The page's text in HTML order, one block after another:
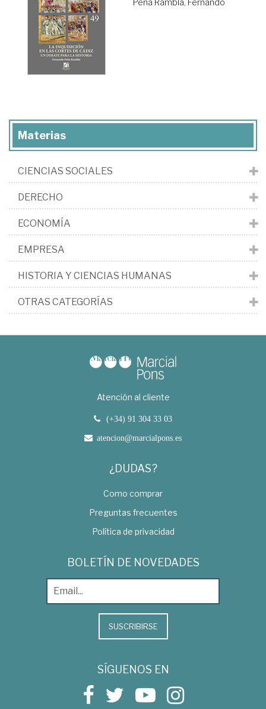
Materias
CIENCIAS SOCIALES
DERECHO
ECONOMÍA
EMPRESA
HISTORIA Y CIENCIAS HUMANAS
OTRAS CATEGORÍAS
Atención al cliente
(+34) 91 304 33 03
atencion@marcialpons.es
¿DUDAS?
Como comprar
Preguntas frecuentes
Política de privacidad
BOLETÍN DE NOVEDADES
SUSCRIBIRSE
SÍGUENOS EN